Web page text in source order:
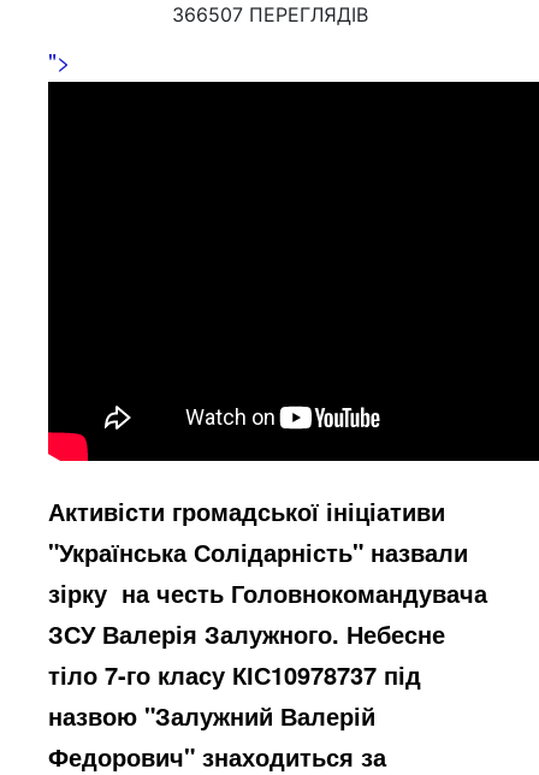
366507 ПЕРЕГЛЯДІВ
">
Активісти громадської ініціативи
"Українська Солідарність" назвали
зірку на честь Головнокомандувача
ЗСУ Валерія Залужного. Небесне
тіло 7-го класу КІС10978737 під
назвою "Залужний Валерій
Федорович" знаходиться за